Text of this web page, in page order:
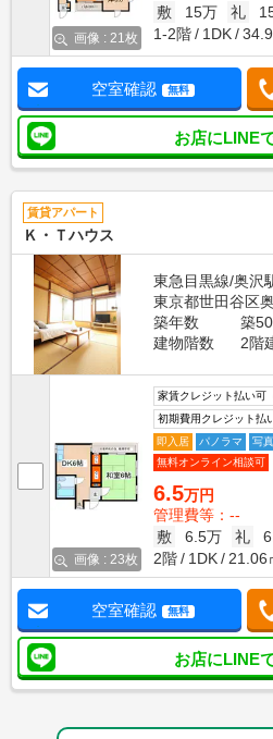
画像 : 21枚
敷
15万 礼
1-2階
1DK
空室確認 無料
お店にLINE
賃貸アパート
Ｋ・Ｔハウス
東急目黒線/奥沢
東京都世田谷区
築年数
築
建物階数
2階
画像 : 23枚
家賃クレジット払い可
初期費用クレジット払
即入居
パノラマ 写
無料オンライン相談可
6.5万円
管理費等：--
敷
6.5万 礼
2階
1DK 21.06
空室確認 無料
お店にLINE